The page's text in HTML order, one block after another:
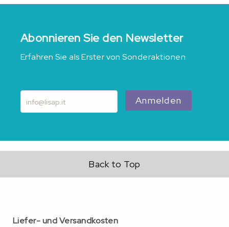
Abonnieren Sie den Newsletter
Erfahren Sie als Erster von Sonderaktionen
Anmelden
Back to Top
Liefer- und Versandkosten